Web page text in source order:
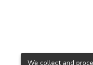
We collect and